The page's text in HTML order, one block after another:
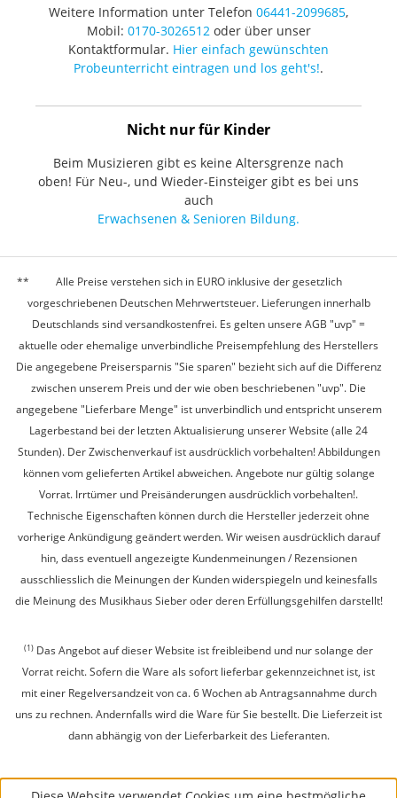
Weitere Information unter Telefon 06441-2099685,
Mobil: 0170-3026512oder über unser
Kontaktformular. Hier einfach gewünschten
Probeunterricht eintragen und los geht's!.
Nicht nur für Kinder
Beim Musizieren gibt es keine Altersgrenze nach
oben! Für Neu-, und Wieder-Einsteiger gibt es bei uns
auch
Erwachsenen & Senioren Bildung.
Alle Preise verstehen sich in EURO inklusive der gesetzlich
vorgeschriebenen Deutschen Mehrwertsteuer. Lieferungen innerhalb
Deutschlands sind versandkostenfrei. Es gelten unsere AGB "uvp" =
aktuelle oder ehemalige unverbindliche Preisempfehlung des Herstellers
Die angegebene Preisersparnis "Sie sparen" bezieht sich auf die Differenz
zwischen unserem Preis und der wie oben beschriebenen "uvp". Die
angegebene "Lieferbare Menge" ist unverbindlich und entspricht unserem
Lagerbestand bei der letzten Aktualisierung unserer Website (alle 24
Stunden). Der Zwischenverkauf ist ausdrücklich vorbehalten! Abbildungen
können vom gelieferten Artikel abweichen. Angebote nur gültig solange
Vorrat. Irrtümer und Preisänderungen ausdrücklich vorbehalten!.
Technische Eigenschaften können durch die Hersteller jederzeit ohne
vorherige Ankündigung geändert werden. Wir weisen ausdrücklich darauf
hin, dass eventuell angezeigte Kundenmeinungen / Rezensionen
ausschliesslich die Meinungen der Kunden widerspiegeln und keinesfalls
die Meinung des Musikhaus Sieber oder deren Erfüllungsgehilfen darstellt!
(1) Das Angebot auf dieser Website ist freibleibend und nur solange der
Vorrat reicht. Sofern die Ware als sofort lieferbar gekennzeichnet ist, ist
mit einer Regelversandzeit von ca. 6 Wochen ab Antragsannahme durch
uns zu rechnen. Andernfalls wird die Ware für Sie bestellt. Die Lieferzeit ist
dann abhängig von der Lieferbarkeit des Lieferanten.